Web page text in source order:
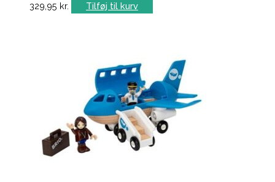
329,95 kr. Tilføj til kurv